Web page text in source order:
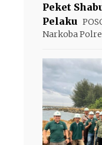
Peket
Pelaku
Narkoba